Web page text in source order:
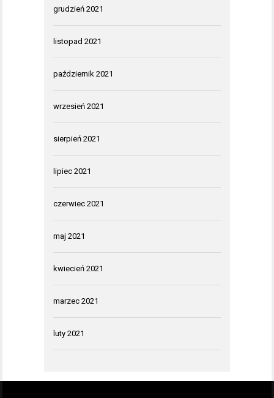
grudzień 2021
listopad 2021
październik 2021
wrzesień 2021
sierpień 2021
lipiec 2021
czerwiec 2021
maj 2021
kwiecień 2021
marzec 2021
luty 2021